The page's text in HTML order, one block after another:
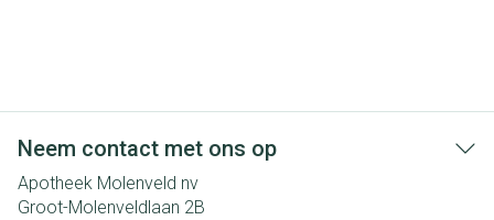
Neem contact met ons op
Apotheek Molenveld nv
Groot-Molenveldlaan 2B